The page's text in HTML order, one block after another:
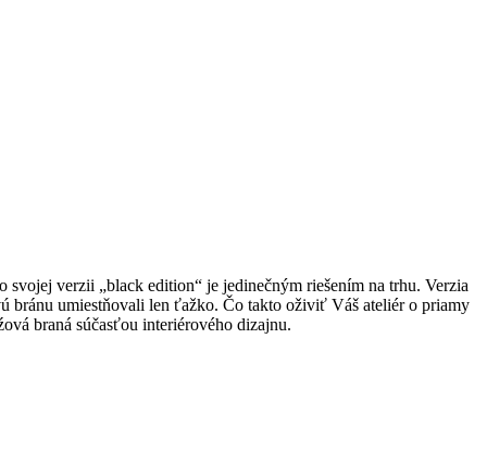
verzii „black edition“ je jedinečným riešením na trhu. Verzia
bránu umiestňovali len ťažko. Čo takto oživiť Váš ateliér o priamy
braná súčasťou interiérového dizajnu.